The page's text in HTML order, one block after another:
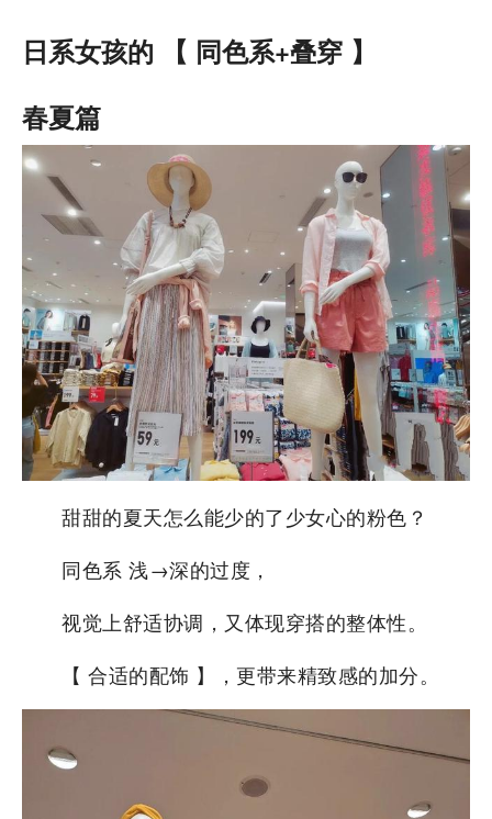
日系女孩的 【 同色系+叠穿 】
春夏篇
甜甜的夏天怎么能少的了少女心的粉色？
同色系 浅→深的过度，
视觉上舒适协调，又体现穿搭的整体性。
【 合适的配饰 】，更带来精致感的加分。